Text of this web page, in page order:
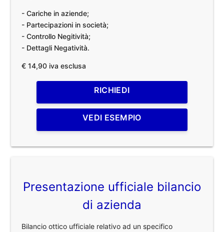
- Cariche in aziende;
- Partecipazioni in società;
- Controllo Negitività;
- Dettagli Negatività.
€ 14,90 iva esclusa
RICHIEDI
VEDI ESEMPIO
Presentazione ufficiale bilancio
di azienda
Bilancio ottico ufficiale relativo ad un specifico